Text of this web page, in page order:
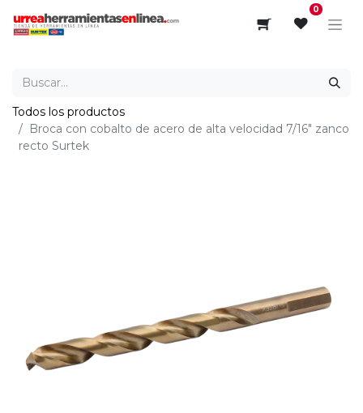
0
Todos los productos
Broca con cobalto de acero de alta velocidad 7/16" zanco
recto Surtek